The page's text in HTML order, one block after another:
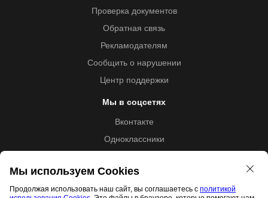
Проверка документов
Обратная связь
Рекламодателям
Сообщить о нарушении
Центр поддержки
Мы в соцсетях
Вконтакте
Одноклассники
Мы используем Cookies
Продолжая использовать наш сайт, вы соглашаетесь с политикой